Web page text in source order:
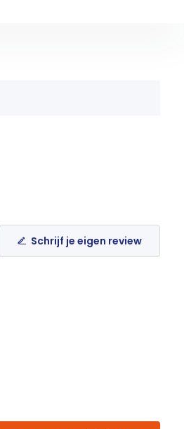
Schrijf je eigen review